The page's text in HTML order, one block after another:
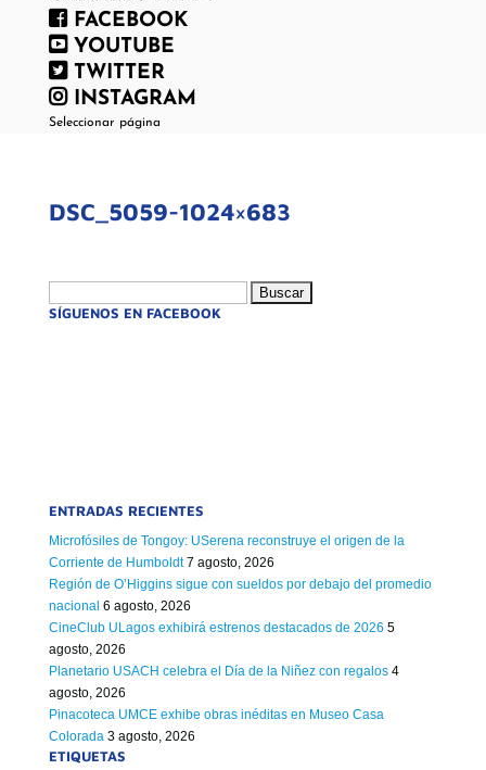
FACEBOOK
YOUTUBE
TWITTER
INSTAGRAM
Seleccionar página
DSC_5059-1024×683
SÍGUENOS EN FACEBOOK
ENTRADAS RECIENTES
Microfósiles de Tongoy: USerena reconstruye el origen de la
Corriente de Humboldt 7 agosto, 2026
Región de O’Higgins sigue con sueldos por debajo del promedio
nacional 6 agosto, 2026
CineClub ULagos exhibirá estrenos destacados de 2026 5
agosto, 2026
Planetario USACH celebra el Día de la Niñez con regalos 4
agosto, 2026
Pinacoteca UMCE exhibe obras inéditas en Museo Casa
Colorada 3 agosto, 2026
ETIQUETAS